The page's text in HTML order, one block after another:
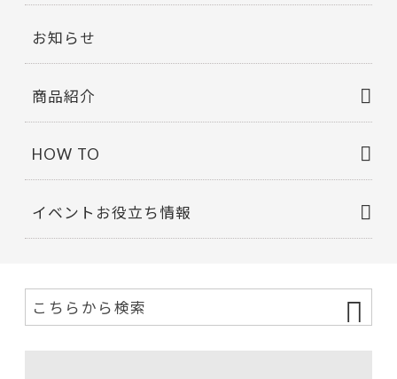
お知らせ
商品紹介
HOW TO
イベントお役立ち情報